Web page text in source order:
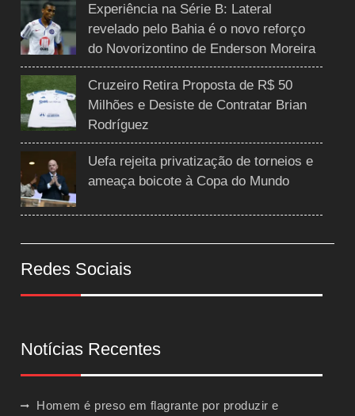
Experiência na Série B: Lateral
revelado pelo Bahia é o novo reforço
do Novorizontino de Enderson Moreira
Cruzeiro Retira Proposta de R$ 50
Milhões e Desiste de Contratar Brian
Rodríguez
Uefa rejeita privatização de torneios e
ameaça boicote à Copa do Mundo
Redes Sociais
Notícias Recentes
Homem é preso em flagrante por produzir e